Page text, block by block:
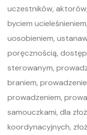
uczestników,
byciem
uosobieniem,
poręcznością,
sterowanym,
braniem,
prowadzeniem,
samouczkami, dla
koordynacyjnych,